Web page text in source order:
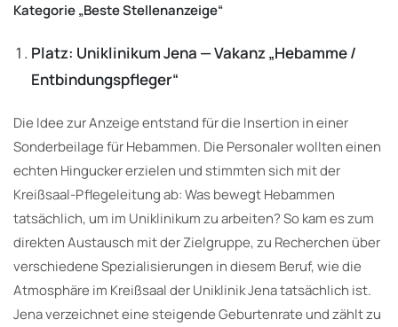
Kategorie „Beste Stellenanzeige“
Platz: Uniklinikum Jena — Vakanz „Hebamme /
Entbindungspfleger“
Die Idee zur Anzeige entstand für die Insertion in einer
Sonderbeilage für Hebammen. Die Personaler wollten einen
echten Hingucker erzielen und stimmten sich mit der
Kreißsaal-Pflegeleitung ab: Was bewegt Hebammen
tatsächlich, um im Uniklinikum zu arbeiten? So kam es zum
direkten Austausch mit der Zielgruppe, zu Recherchen über
verschiedene Spezialisierungen in diesem Beruf, wie die
Atmosphäre im Kreißsaal der Uniklinik Jena tatsächlich ist.
Jena verzeichnet eine steigende Geburtenrate und zählt zu